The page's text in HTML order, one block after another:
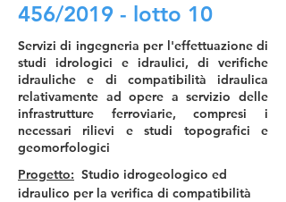
456/2019 - lotto 10
Servizi di ingegneria per l'effettuazione di
studi idrologici e idraulici, di verifiche
idrauliche e di compatibilità idraulica
relativamente ad opere a servizio delle
infrastrutture ferroviarie, compresi i
necessari rilievi e studi topografici e
geomorfologici
Progetto: Studio idrogeologico ed
idraulico per la verifica di compatibilità